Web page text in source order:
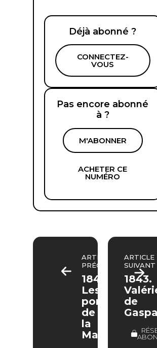
Déjà abonné ?
CONNECTEZ-
VOUS
Pas encore abonné
à ?
M'ABONNER
ACHETER CE
NUMÉRO
ARTICLE
PRÉCÉDENT
1841.
Les
portes
de
la
Madeleine
ARTICLE
SUIVANT
1843.
de